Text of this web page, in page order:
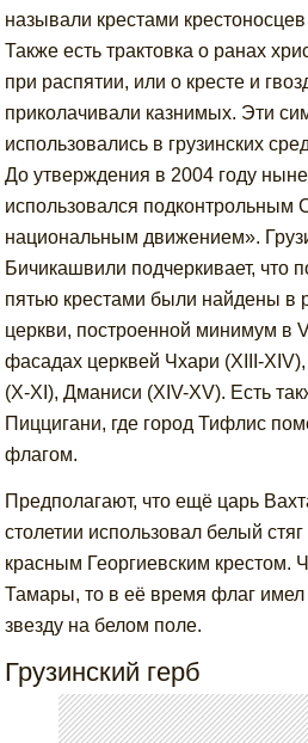
называли крестами
Также есть трактовка о ранах
при распятии, или о кресте и
приколачивали казнимых. Эти
использовались в грузинских
До утверждения в 2004 году
использовался
национальным движением».
Бичикашвили подчеркивает, что
пятью крестами были найдены в
церкви, построенной минимум в
фасадах церквей Чхари (XIII-
(X-XI), Дманиси (XIV-XV). Есть
Пиццигани, где город Тифлис
флагом.
Предполагают, что ещё царь
столетии использовал белый
красным Георгиевским крестом.
Тамары, то в её время флаг имел
звезду на белом поле.
Грузинский герб